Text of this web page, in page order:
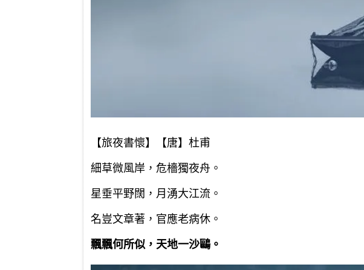
【旅夜書懷】【唐】杜甫
細草微風岸，危檣獨夜舟。
星垂平野闊，月湧大江流。
名豈文章著，官應老病休。
飄飄何所似，天地一沙鷗。